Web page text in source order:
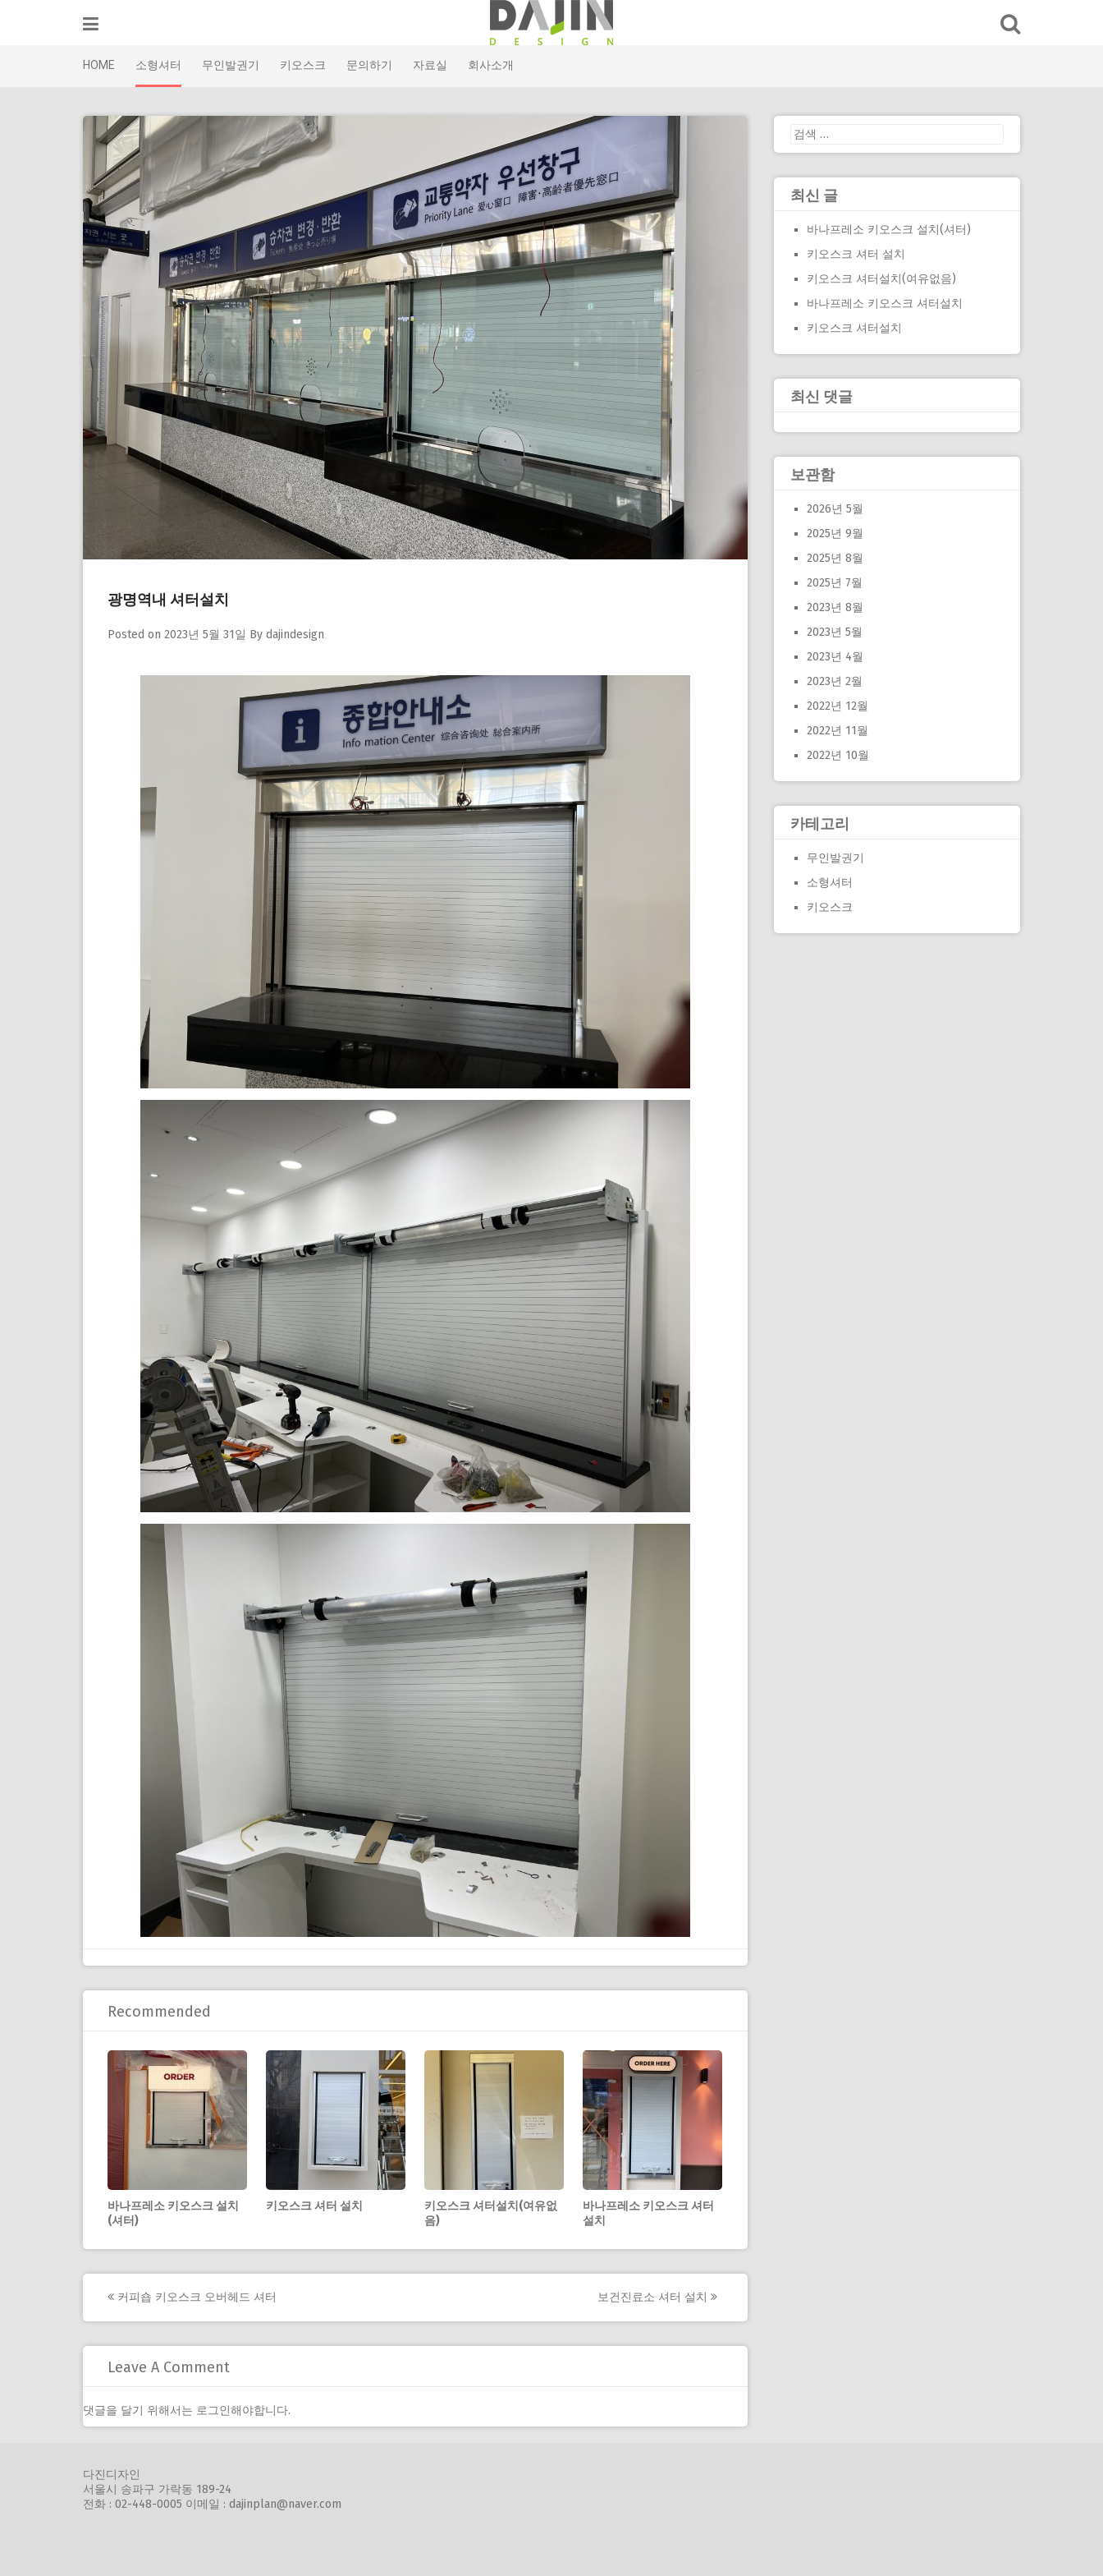
HOME 소형셔터 무인발권기 키오스크 문의하기 자료실 회사소개
광명역내 셔터설치
Posted on 2023년 5월 31일 By dajindesign
Recommended
바나프레소 키오스크 설치
(셔터)
키오스크 셔터 설치
키오스크 셔터설치(여유없
음)
바나프레소 키오스크 셔터
설치
Post
navigation
커피숍 키오스크 오버헤드 셔터 보건진료소 셔터 설치
Leave A Comment
댓글을 달기 위해서는 로그인해야합니다.
검
최신 글
바나프레소 키오스크 설치(셔터)
키오스크 셔터 설치
키오스크 셔터설치(여유없음)
바나프레소 키오스크 셔터설치
키오스크 셔터설치
최신 댓글
보관함
2026년 5월
2025년 9월
2025년 8월
2025년 7월
2023년 8월
2023년 5월
2023년 4월
2023년 2월
2022년 12월
2022년 11월
2022년 10월
카테고리
무인발권기
소형셔터
키오스크
다진디자인
서울시 송파구 가락동 189-24
전화 : 02-448-0005 이메일 : dajinplan@naver.com